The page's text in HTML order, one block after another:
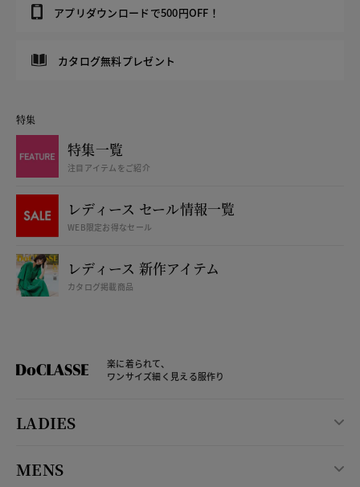
アプリダウンロードで500円OFF！
カタログ無料プレゼント
特集
特集一覧
注目アイテムをご紹介
レディース セール情報一覧
WEB限定お得なセール
レディース 新作アイテム
カタログ掲載商品
楽に着られて、
ワンサイズ細く見える服作り
LADIES
MENS